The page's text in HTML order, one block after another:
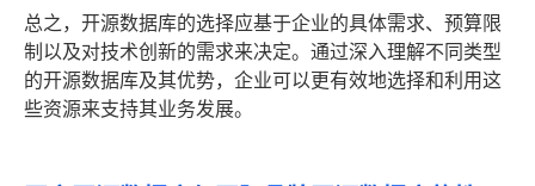
总之，开源数据库的选择应基于企业的具体需求、预算限
制以及对技术创新的需求来决定。通过深入理解不同类型
的开源数据库及其优势，企业可以更有效地选择和利用这
些资源来支持其业务发展。